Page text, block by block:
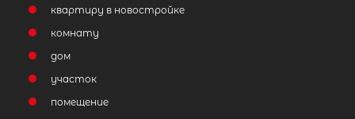
квартиру в новостройке
комнату
дом
участок
помещение